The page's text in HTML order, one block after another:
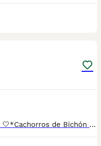
📲Laura 677983742 - 613283995 🤍*Cachorros de Bichón maltés toy hembras*🤍 ¿Buscas un nuevo compañero para tu hogar? ❤️ Tenemos preciosos cachorros listos para encontrar una familia responsable. ✅ Vacunados ✅ Desparasitados ✅ Cartilla sanitaria ✅ Garantías incluidas ✅ Máxima atención y cuidado Se hacen envíos a toda España: Andalucía: Almería, Cádiz, Córdoba, Granada, Huelva, Jaén, Málaga, Sevilla.Aragón: Huesca, Teruel, Zaragoza.Asturias: Oviedo.Baleares: Palma.Canarias: Las Palmas de Gran Canaria, Santa Cruz de Tenerife.Cantabria: Santander.Castilla-La Mancha: Albacete, Ciudad Real, Cuenca, Guadalajara, Toledo.Castilla y León: Ávila, Burgos, León, Palencia, Salamanca, Segovia, Soria, Valladolid, Zamora.Cataluña: Barcelona, Gerona (Girona), Lérida (Lleida), Tarragona.Comunidad Valenciana: Alicante, Castellón de la Plana, Valencia.Extremadura: Badajoz, Cáceres.Galicia: La Coruña (A Coruña), Lugo, Orense (Ourense), Pontevedra.La Rioja: Logroño.Madrid: Madrid.Murcia: Murcia.Navarra: Pamplona.País Vasco: Bilbao (Vizcaya), San Sebastián (Guipúzcoa), Vitoria (Álava). 🐾 Cachorros sanos, sociables y criados con mucho cariño. 📲 ¡Pregunta sin compromiso por disponibilidad, fotos y precios por mensaje privado!